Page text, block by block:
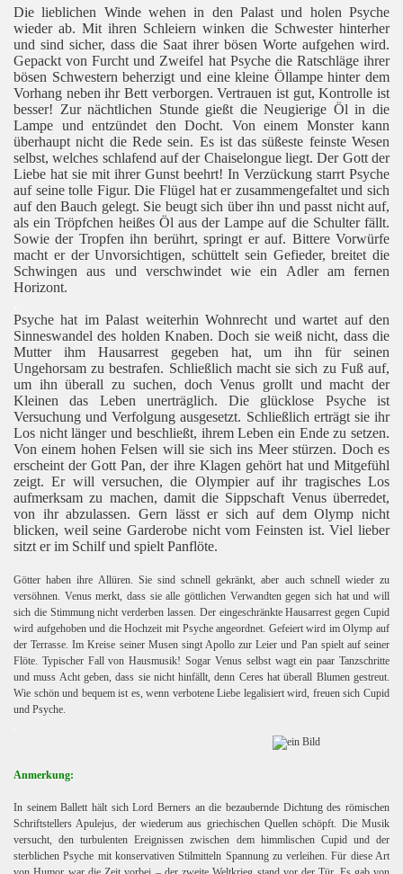
Die lieblichen Winde wehen in den Palast und holen Psyche
wieder ab. Mit ihren Schleiern winken die Schwester hinterher
und sind sicher, dass die Saat ihrer bösen Worte aufgehen wird.
Gepackt von Furcht und Zweifel hat Psyche die Ratschläge ihrer
bösen Schwestern beherzigt und eine kleine Öllampe hinter dem
Vorhang neben ihr Bett verborgen. Vertrauen ist gut, Kontrolle ist
besser! Zur nächtlichen Stunde gießt die Neugierige Öl in die
Lampe und entzündet den Docht. Von einem Monster kann
überhaupt nicht die Rede sein. Es ist das süßeste feinste Wesen
selbst, welches schlafend auf der Chaiselongue liegt. Der Gott der
Liebe hat sie mit ihrer Gunst beehrt! In Verzückung starrt Psyche
auf seine tolle Figur. Die Flügel hat er zusammengefaltet und sich
auf den Bauch gelegt. Sie beugt sich über ihn und passt nicht auf,
als ein Tröpfchen heißes Öl aus der Lampe auf die Schulter fällt.
Sowie der Tropfen ihn berührt, springt er auf. Bittere Vorwürfe
macht er der Unvorsichtigen, schüttelt sein Gefieder, breitet die
Schwingen aus und verschwindet wie ein Adler am fernen
Horizont.
Psyche hat im Palast weiterhin Wohnrecht und wartet auf den
Sinneswandel des holden Knaben. Doch sie weiß nicht, dass die
Mutter ihm Hausarrest gegeben hat, um ihn für seinen
Ungehorsam zu bestrafen. Schließlich macht sie sich zu Fuß auf,
um ihn überall zu suchen, doch Venus grollt und macht der
Kleinen das Leben unerträglich. Die glücklose Psyche ist
Versuchung und Verfolgung ausgesetzt. Schließlich erträgt sie ihr
Los nicht länger und beschließt, ihrem Leben ein Ende zu setzen.
Von einem hohen Felsen will sie sich ins Meer stürzen. Doch es
erscheint der Gott Pan, der ihre Klagen gehört hat und Mitgefühl
zeigt. Er will versuchen, die Olympier auf ihr tragisches Los
aufmerksam zu machen, damit die Sippschaft Venus überredet,
von ihr abzulassen. Gern lässt er sich auf dem Olymp nicht
blicken, weil seine Garderobe nicht vom Feinsten ist. Viel lieber
sitzt er im Schilf und spielt Panflöte.
Götter haben ihre Allüren. Sie sind schnell gekränkt, aber auch schnell wieder zu
versöhnen. Venusmerkt, dass sie alle göttlichen Verwandten gegen sich hat und will
sich die Stimmung nicht verderben lassen. Der eingeschränkte Hausarrest gegen Cupid
wird aufgehoben und die Hochzeit mit Psyche angeordnet. Gefeiert wird im Olymp auf
der Terrasse. Im Kreise seiner Musen singt Apollo zur Leier und Pan spielt auf seiner
Flöte. Typischer Fall von Hausmusik! Sogar Venus selbst wagt ein paar Tanzschritte
und muss Acht geben, dass sie nicht hinfällt, denn Ceres hat überall Blumen gestreut.
Wie schön und bequem ist es, wenn verbotene Liebe legalisiert wird, freuen sich Cupid
und Psyche.
Anmerkung:
In seinem Ballett hält sich Lord Berners an die bezaubernde Dichtung des römischen
Schriftstellers Apulejus, der wiederum aus griechischen Quellen schöpft. Die Musik
versucht, den turbulenten Ereignissen zwischen dem himmlischen Cupid und der
sterblichen Psyche mit konservativen Stilmitteln Spannung zu verleihen. Für diese Art